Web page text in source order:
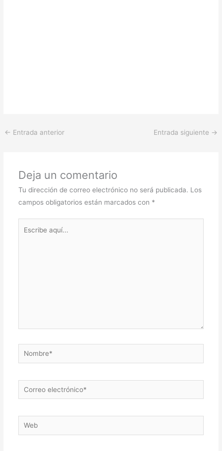
← Entrada anterior Entrada siguiente →
Deja un comentario
Tu dirección de correo electrónico no será publicada. Los
campos obligatorios están marcados con *
Nombre*
Correo
electrónico*
Web